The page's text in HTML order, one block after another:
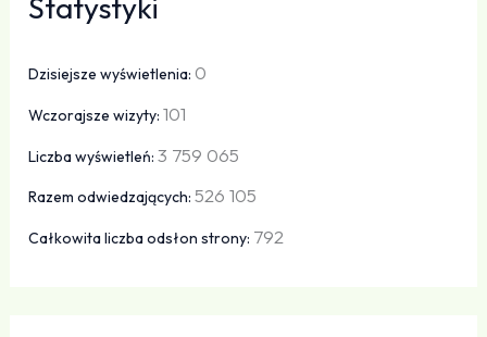
Statystyki
Dzisiejsze wyświetlenia: 0
Wczorajsze wizyty:101
Liczba wyświetleń:3 759 065
Razem odwiedzających:526 105
Całkowita liczba odsłon strony: 792